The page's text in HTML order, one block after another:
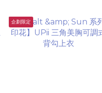
企劃限定